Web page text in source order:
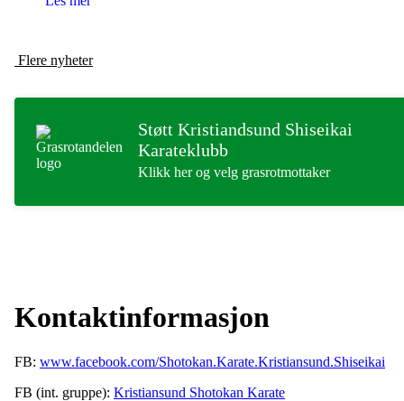
Flere nyheter
Støtt Kristiandsund Shiseikai
Karateklubb
Klikk her og velg grasrotmottaker
Kontaktinformasjon
FB: www.facebook.com/Shotokan.Karate.Kristiansund.Shiseikai
FB (int. gruppe): Kristiansund Shotokan Karate